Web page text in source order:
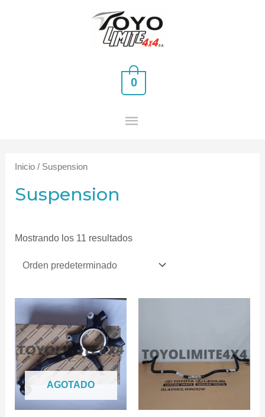
MENÚ
PRINCIPAL
0
Inicio / Suspension
Suspension
Mostrando los 11 resultados
AGOTADO